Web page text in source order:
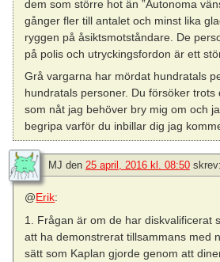
dem som större hot än ”Autonoma
gånger fler till antalet och minst lika
ryggen på åsiktsmotståndare. De
på polis och utryckingsfordon är ett
Grå vargarna har mördat hundratals
hundratals personer. Du försöker trots
som nåt jag behöver bry mig om och
begripa varför du inbillar dig jag
MJ den 25 april, 2016 kl. 08:50 skrev:
@Erik:
1. Frågan är om de har diskvalificerat
att ha demonstrerat tillsammans med
sätt som Kaplan gjorde genom att